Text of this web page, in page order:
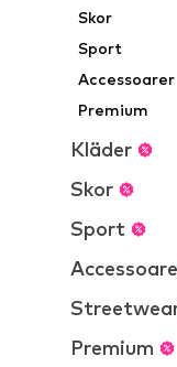
Skor
Sport
Accessoarer
Premium
Kläder
Skor
Sport
Premium